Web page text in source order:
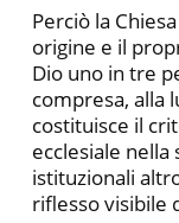
Perciò la
origine e il
Dio uno in tre
compresa, alla
costituisce il
ecclesiale
istituzionali
riflesso visibile